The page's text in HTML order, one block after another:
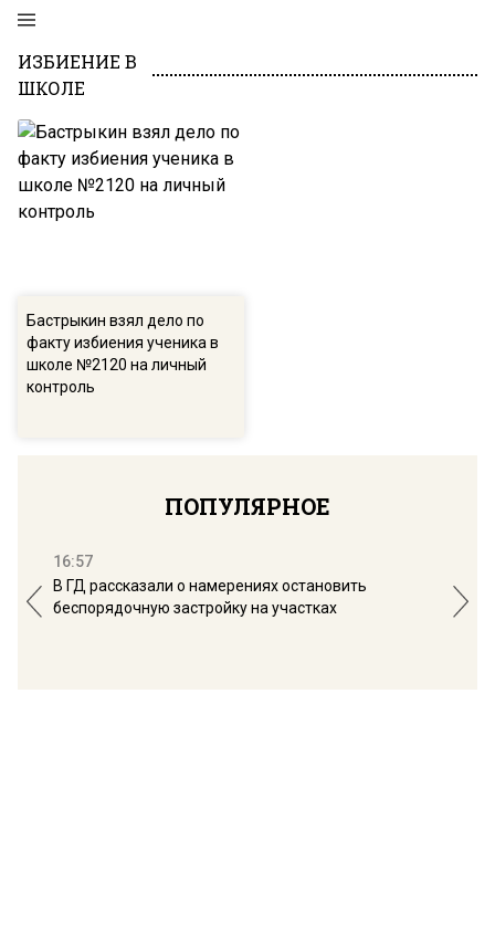
ИЗБИЕНИЕ В
ШКОЛЕ
Бастрыкин взял дело по
факту избиения ученика в
школе №2120 на личный
контроль
ПОПУЛЯРНОЕ
16:57
В ГД рассказали о намерениях остановить
беспорядочную застройку на участках